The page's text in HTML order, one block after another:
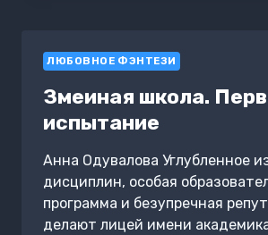
ЛЮБОВНОЕ ФЭНТЕЗИ
Змеиная школа.
испытание
Анна Одувалова Углубленное
дисциплин, особая
программа и безупречная
делают лицей имени